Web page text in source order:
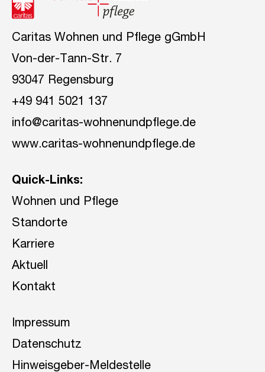
Caritas Wohnen und Pflege gGmbH
Von-der-Tann-Str. 7
93047 Regensburg
+49 941 5021 137
info@caritas-wohnenundpflege.de
www.caritas-wohnenundpflege.de
Quick-Links:
Wohnen und Pflege
Standorte
Karriere
Aktuell
Kontakt
Impressum
Datenschutz
Hinweisgeber-Meldestelle